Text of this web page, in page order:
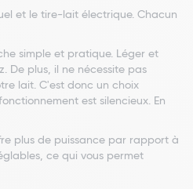
et le tire-lait électrique. Chacun
simple et pratique. Léger et
De plus, il ne nécessite pas
lait. C'est donc un choix
est silencieux. En
plus de puissance par rapport à
ce qui vous permet